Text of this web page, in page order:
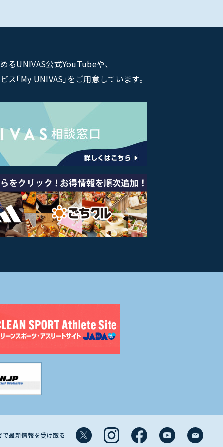
るUNIVAS公式YouTubeや、
｢My UNIVAS｣をご用意しています。
で最新情報を受け取る